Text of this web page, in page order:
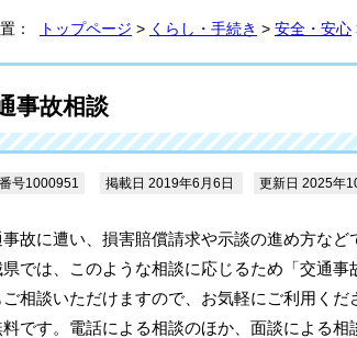
： トップページ > くらし・手続き > 安全・安心
事故相談
号1000951 掲載日 2019年6月6日 更新日 2025年
故に遭い、損害賠償請求や示談の進め方など
では、このような相談に応じるため「交通
相談いただけますので、お気軽にご利用く
料です。電話による相談のほか、面談による